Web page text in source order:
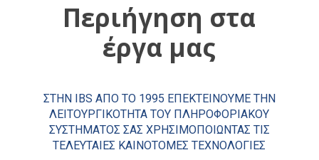
Περιήγηση στα
έργα μας
ΣΤΗΝ IBS ΑΠΌ ΤΟ 1995 ΕΠΕΚΤΕΙΝΟΥΜΕ ΤΗΝ
ΛΕΙΤΟΥΡΓΙΚΌΤΗΤΑ ΤΟΥ ΠΛΗΡΟΦΟΡΙΑΚΟΥ
ΣΥΣΤΉΜΑΤΌΣ ΣΑΣ ΧΡΗΣΙΜΟΠΟΙΏΝΤΑΣ ΤΙΣ
ΤΕΛΕΥΤΑΊΕΣ ΚΑΙΝΟΤΌΜΕΣ ΤΕΧΝΟΛΟΓΊΕΣ